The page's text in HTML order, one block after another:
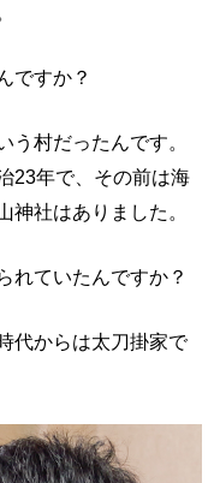
ですか？
う村だったんです。
23年で、その前は海
社はありました。
れていたんですか？
代からは太刀掛家で